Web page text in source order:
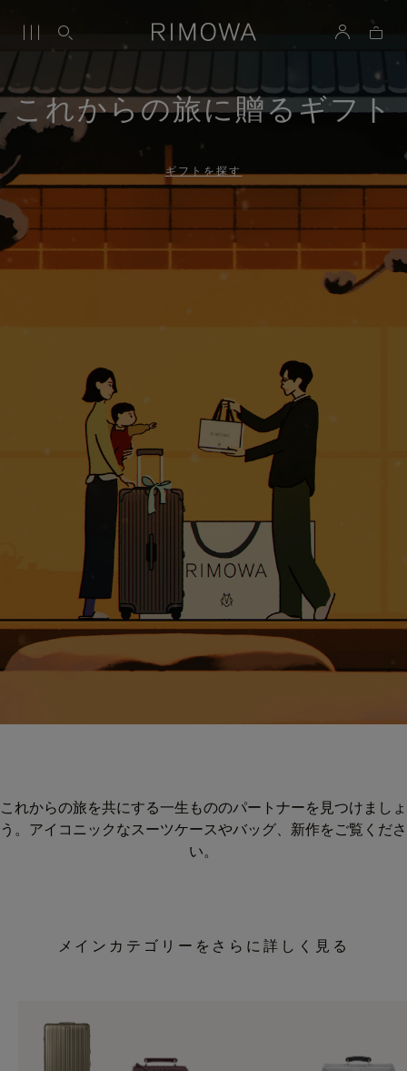
これからの旅に贈るギフト
ギフトを探す
これからの旅を共にする一生もののパートナーを見つけましょ
う。アイコニックなスーツケースやバッグ、新作をご覧くださ
い。
メインカテゴリーをさらに詳しく見る